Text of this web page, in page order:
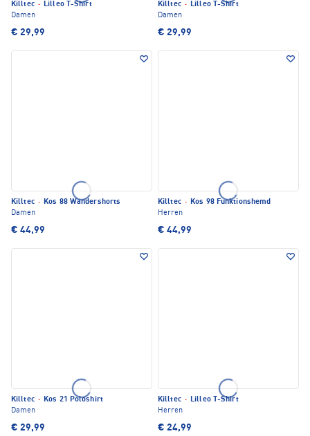
Killtec · Lilleo T-Shirt
Damen
€ 29,99
Killtec · Lilleo T-Shirt
Damen
€ 29,99
Killtec · Kos 88 Wandershorts
Damen
€ 44,99
Killtec · Kos 98 Funktionshemd
Herren
€ 44,99
Killtec · Kos 21 Poloshirt
Damen
€ 29,99
Killtec · Lilleo T-Shirt
Herren
€ 24,99